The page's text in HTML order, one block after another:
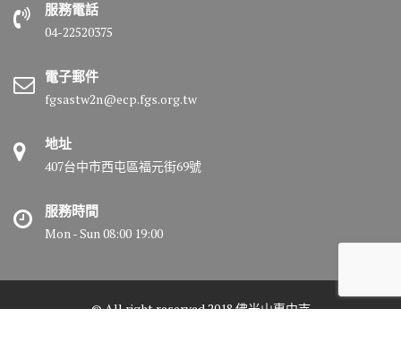
服務電話
04-22520375
電子郵件
fgsastw2n@ecp.fgs.org.tw
地址
407台中市西屯區福元街69號
服務時間
Mon - Sun 08:00 19:00
© All right reserved 2018 佛光山惠中寺